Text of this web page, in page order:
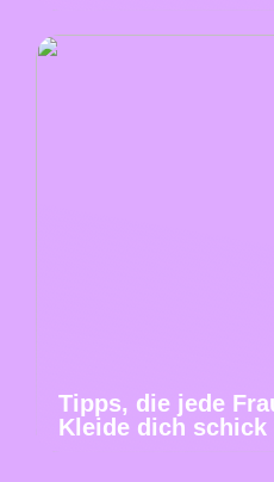
Tipps, die jede
Kleide dich schick